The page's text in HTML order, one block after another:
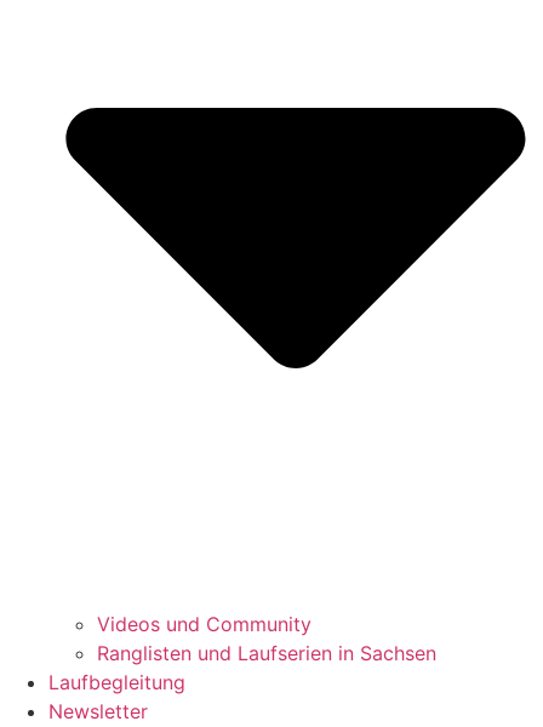
Videos und Community
Ranglisten und Laufserien in Sachsen
Laufbegleitung
Newsletter